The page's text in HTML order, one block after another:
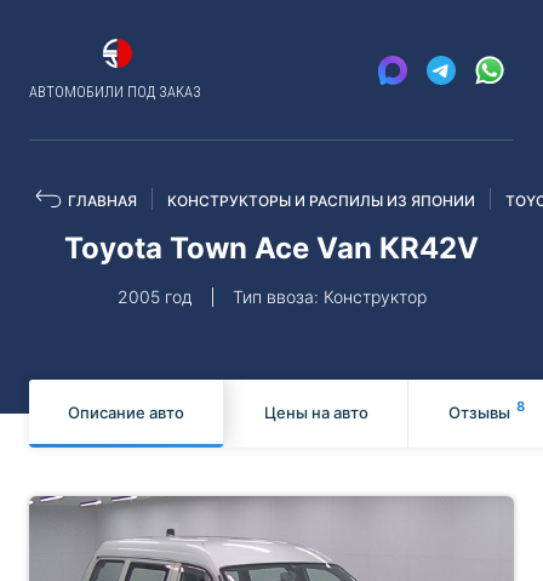
АВТОМОБИЛИ ПОД ЗАКАЗ
ГЛАВНАЯ КОНСТРУКТОРЫ И РАСПИЛЫ ИЗ ЯПОНИИ
Toyota Town Ace Van КR42V
2005 год Тип ввоза: Конструктор
Описание авто Цены на авто Отзывы 8